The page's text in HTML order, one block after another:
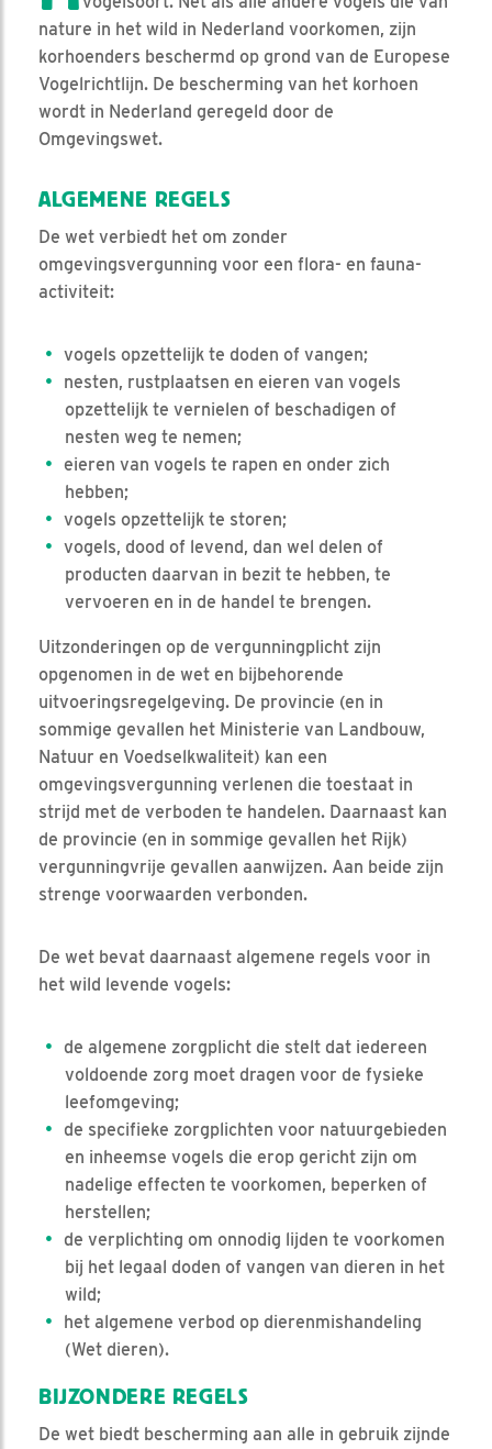
nature in het wild in Nederland voorkomen, zijn
korhoenders beschermd op grond van de Europese
Vogelrichtlijn. De bescherming van het korhoen
wordt in Nederland geregeld door de
Omgevingswet.
ALGEMENE REGELS
De wet verbiedt het om zonder
omgevingsvergunning voor een flora- en fauna-
activiteit:
vogels opzettelijk te doden of vangen;
nesten, rustplaatsen en eieren van vogels
opzettelijk te vernielen of beschadigen of
nesten weg te nemen;
eieren van vogels te rapen en onder zich
hebben;
vogels opzettelijk te storen;
vogels, dood of levend, dan wel delen of
producten daarvan in bezit te hebben, te
vervoeren en in de handel te brengen.
Uitzonderingen op de vergunningplicht zijn
opgenomen in de wet en bijbehorende
uitvoeringsregelgeving. De provincie (en in
sommige gevallen het Ministerie van Landbouw,
Natuur en Voedselkwaliteit) kan een
omgevingsvergunning verlenen die toestaat in
strijd met de verboden te handelen. Daarnaast kan
de provincie (en in sommige gevallen het Rijk)
vergunningvrije gevallen aanwijzen. Aan beide zijn
strenge voorwaarden verbonden.
De wet bevat daarnaast algemene regels voor in
het wild levende vogels:
de algemene zorgplicht die stelt dat iedereen
voldoende zorg moet dragen voor de fysieke
leefomgeving;
de specifieke zorgplichten voor natuurgebieden
en inheemse vogels die erop gericht zijn om
nadelige effecten te voorkomen, beperken of
herstellen;
de verplichting om onnodig lijden te voorkomen
bij het legaal doden of vangen van dieren in het
wild;
het algemene verbod op dierenmishandeling
(Wet dieren).
BIJZONDERE REGELS
De wet biedt bescherming aan alle in gebruik zijnde